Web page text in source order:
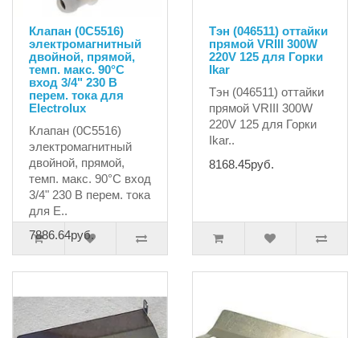
Клапан (0C5516)
электромагнитный
двойной, прямой,
темп. макс. 90°C
вход 3/4" 230 В
перем. тока для
Electrolux
Клапан (0C5516)
электромагнитный
двойной, прямой,
темп. макс. 90°C вход
3/4" 230 В перем. тока
для E..
7886.64руб.
Тэн (046511) оттайки
прямой VRIII 300W
220V 125 для Горки
Ikar
Тэн (046511) оттайки
прямой VRIII 300W
220V 125 для Горки
Ikar..
8168.45руб.